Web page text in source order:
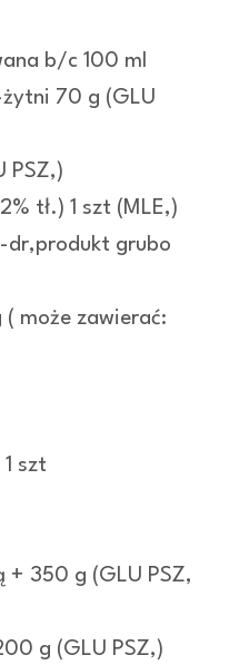
b/c 100 ml
żytni 70 g (GLU
PSZ,)
tł.) 1 szt (MLE,)
dr,produkt grubo
( może zawierać:
szt
+ 350 g (GLU PSZ,
g (GLU PSZ,)